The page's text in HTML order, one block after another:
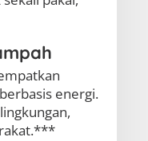
energi.